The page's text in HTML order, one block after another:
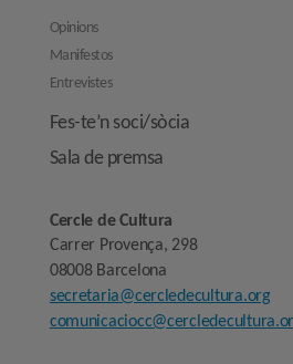
Opinions
Manifestos
Entrevistes
Fes-te’n soci/sòcia
Sala de premsa
Cercle de Cultura
Carrer Provença, 298
08008 Barcelona
secretaria@cercledecultura.org